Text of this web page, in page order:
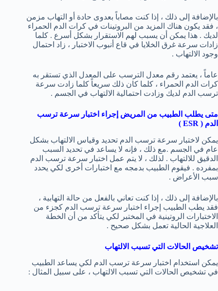
بالإضافة إلى ذلك ، إذا كنت مصاباً بعدوى حادة أو التهاب مزمن
، فقد يكون هناك المزيد من البروتينات في كرات الدم الحمراء
لديك . هذا يمكن أن يسبب لهم الاستقرار بشكل أسرع . كلما
زادات سرعة غرق الخلايا في قاع أنبوب الاختبار ، زاد احتمال
وجود الالتهاب .
عاماً ، يعتمد رقم معدل الترسب على المعدل الذي تستقر به
كرات الدم الحمراء ، كلما كان ذلك سريعاً كلما زادت سرعة
ترسب الدم لديك وزادت احتمالية الالتهاب في الجسم .
متى يطلب الطبيب من المريض إجراء اختبار سرعة ترسب
الدم ( ESR
)
يمكن لاختبار سرعة ترسب الدم تحديد وقياس الالتهاب بشكل
عام في الجسم .مع ذلك ، فإنه لا يساعد في تحديد السبب
الدقيق للالتهاب . لذلك ، لا يتم عمل اختبار سرعة ترسب الدم
بمفرده . فيقوم الطبيب بدمجه مع اختبارات أخرى لكي يحدد
سبب الأعراض .
بالإضافة إلى ذلك ، إذا كنت تعاني بالفعل من حالة التهابية ،
فقد يطب الطبيب إجراء اختبار سرعة ترسب الدم كجزء من
الاختبارات الروتينية في المختبر لكي يتأكد من أن الخطة
العلاجية الحالية تعمل بشكل صحيح .
تشخيص الحالات التي تسبب الالتهاب
يمكن استخدام اختبار سرعة ترسب الدم لكي يساعد الطبيب
في تشخيص الحالات التي تسبب الالتهاب ، على سبيل المثال :